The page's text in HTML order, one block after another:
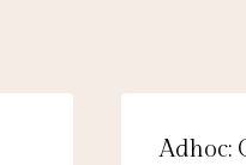
Adhoc: